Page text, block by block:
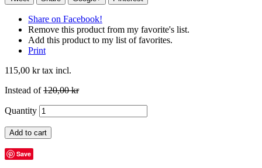
Share on Facebook!
Remove this product from my favorite's list.
Add this product to my list of favorites.
Print
115,00 krtax incl.
Instead of120,00 kr
Quantity
Add to cart
Save